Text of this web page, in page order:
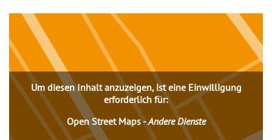
Inhalt
Um diesen Inhalt anzuzeigen, ist eine Einwilligung
erforderlich für:
Open Street Maps-Andere Dienste